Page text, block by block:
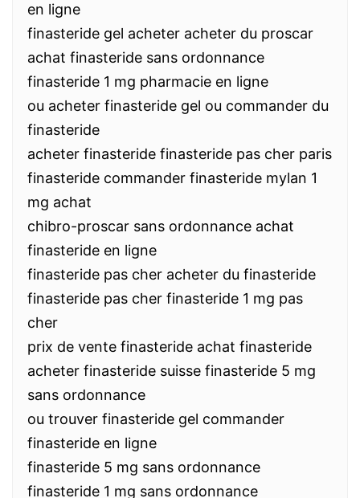
en ligne
finasteride gel acheter acheter du proscar
achat finasteride sans ordonnance
finasteride 1 mg pharmacie en ligne
ou acheter finasteride gel ou commander du
finasteride
acheter finasteride finasteride pas cher paris
finasteride commander finasteride mylan 1
mg achat
chibro-proscar sans ordonnance achat
finasteride en ligne
finasteride pas cher acheter du finasteride
finasteride pas cher finasteride 1 mg pas
cher
prix de vente finasteride achat finasteride
acheter finasteride suisse finasteride 5 mg
sans ordonnance
ou trouver finasteride gel commander
finasteride en ligne
finasteride 5 mg sans ordonnance
finasteride 1 mg sans ordonnance